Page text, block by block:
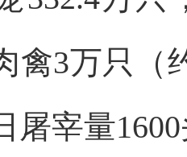
禽3万只（
屠宰量